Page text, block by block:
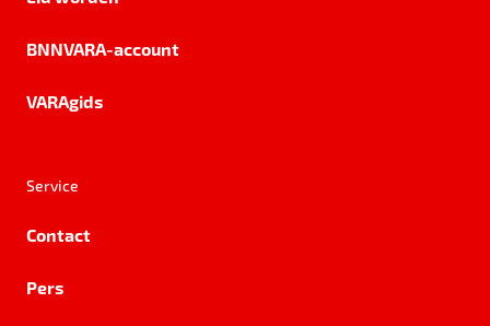
BNNVARA-account
VARAgids
Service
Contact
Pers